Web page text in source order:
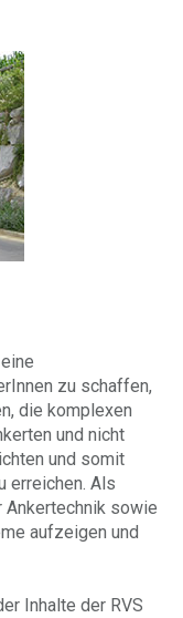
zu schaffen,
die komplexen
und nicht
und somit
erreichen. Als
sowie
aufzeigen und
Inhalte der RVS